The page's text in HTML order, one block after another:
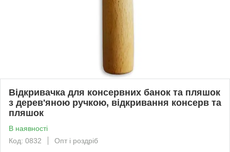
Відкривачка для консервних банок та пляшок
з дерев'яною ручкою, відкривання консерв та
пляшок
В наявності
Код: 0832
Опт і роздріб